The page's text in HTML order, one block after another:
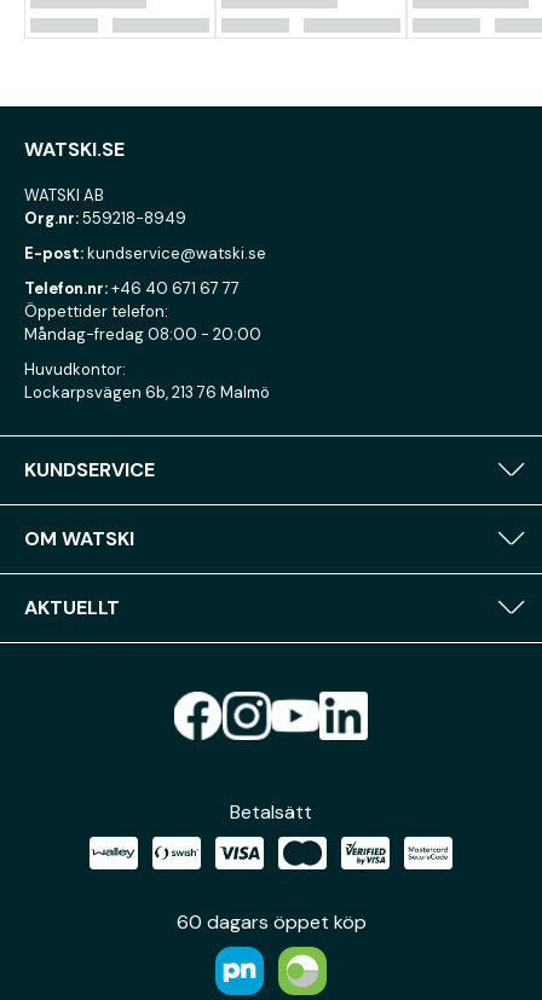
WATSKI.SE
WATSKI AB
Org.nr:559218-8949
E-post:kundservice@watski.se
Telefon.nr:+46 40 671 67 77
Öppettider telefon:
Måndag-fredag 08:00 - 20:00
Huvudkontor:
Lockarpsvägen 6b, 213 76 Malmö
KUNDSERVICE
OM WATSKI
AKTUELLT
Betalsätt
60 dagars öppet köp